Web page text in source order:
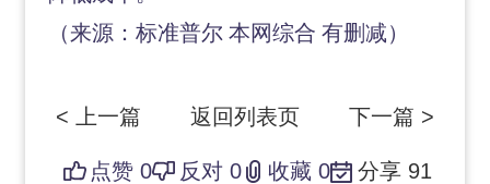
（来源：标准普尔 本网综合 有删减）
< 上一篇 返回列表页 下一篇 >
点赞0 反对 0 收藏0 分享 91